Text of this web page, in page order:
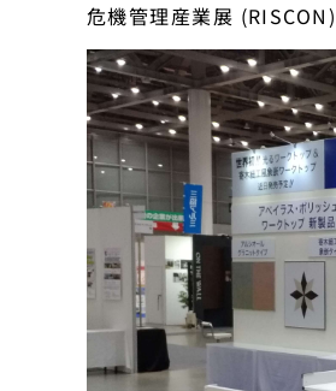
危機管理産業展